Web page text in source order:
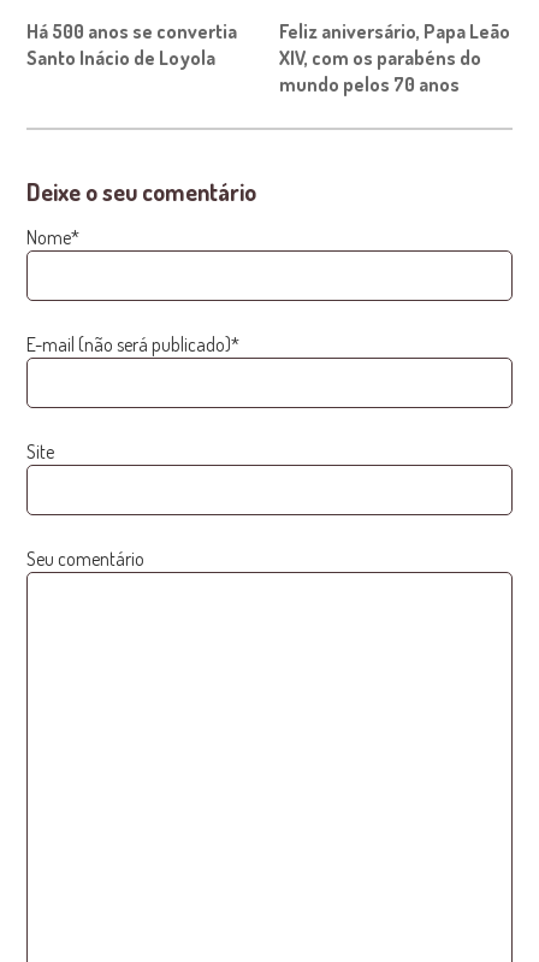
Há 500 anos se convertia
Santo Inácio de Loyola
Feliz aniversário, Papa Leão
XIV, com os parabéns do
mundo pelos 70 anos
Deixe o seu comentário
Nome*
E-mail (não será publicado)*
Site
Seu comentário